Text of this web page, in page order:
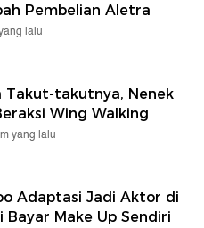
Pembelian Aletra
lalu
Takut-takutnya, Nenek
Wing Walking
yang lalu
Adaptasi Jadi Aktor di
Bayar Make Up Sendiri